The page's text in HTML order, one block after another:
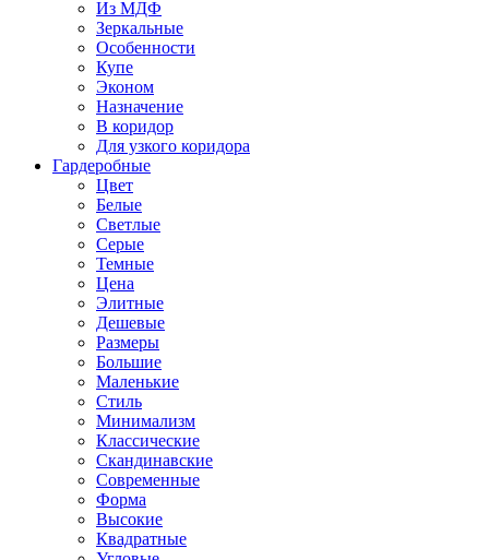
Из МДФ
Зеркальные
Особенности
Купе
Эконом
Назначение
В коридор
Для узкого коридора
Гардеробные
Цвет
Белые
Светлые
Серые
Темные
Цена
Элитные
Дешевые
Размеры
Большие
Маленькие
Стиль
Минимализм
Классические
Скандинавские
Современные
Форма
Высокие
Квадратные